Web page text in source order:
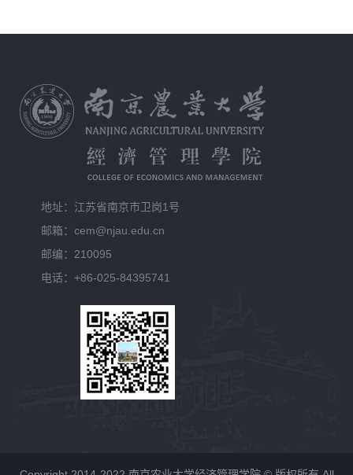
地址：江苏省南京市卫岗1号
邮箱：cem@njau.edu.cn
邮编：210095
电话：+86-025-84395741